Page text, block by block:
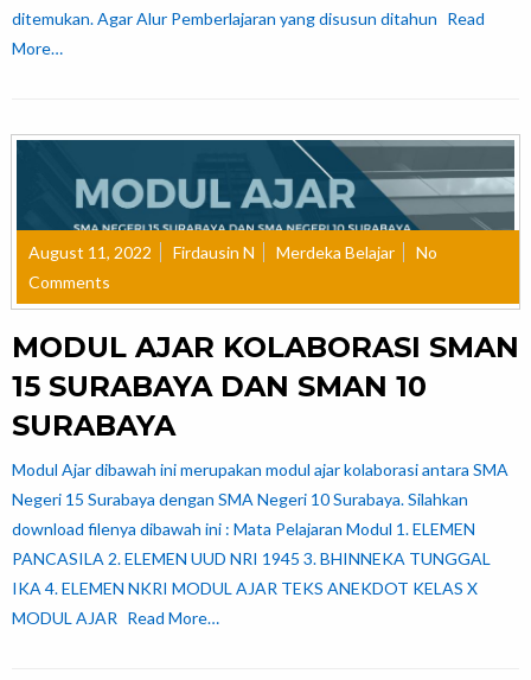
ditemukan. Agar Alur Pemberlajaran yang disusun ditahun Read
More…
August 11, 2022 Firdausin N Merdeka Belajar
No
Comments
MODUL AJAR KOLABORASI SMAN
15 SURABAYA DAN SMAN 10
SURABAYA
Modul Ajar dibawah ini merupakan modul ajar kolaborasi antara SMA
Negeri 15 Surabaya dengan SMA Negeri 10 Surabaya. Silahkan
download filenya dibawah ini : Mata Pelajaran Modul 1. ELEMEN
PANCASILA 2. ELEMEN UUD NRI 1945 3. BHINNEKA TUNGGAL
IKA 4. ELEMEN NKRI MODUL AJAR TEKS ANEKDOT KELAS X
MODUL AJAR Read More…